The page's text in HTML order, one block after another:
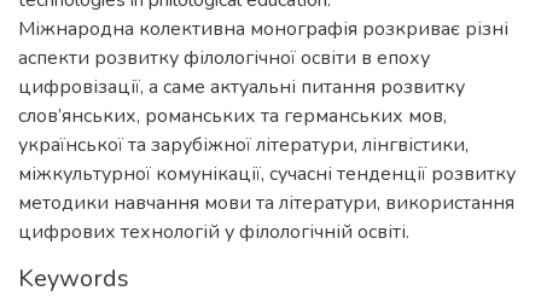
Міжнародна колективна монографія розкриває різні
аспекти розвитку філологічної освіти в епоху
цифровізації, а саме актуальні питання розвитку
слов’янських, романських та германських мов,
української та зарубіжної літератури, лінгвістики,
міжкультурної комунікації, сучасні тенденції розвитку
методики навчання мови та літератури, використання
цифрових технологій у філологічній освіті.
Keywords